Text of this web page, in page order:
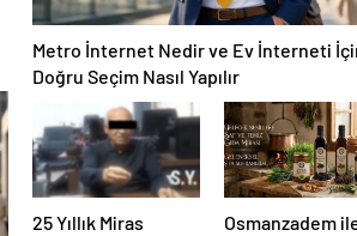
Metro İnternet Nedir ve Ev İnterneti
Doğru Seçim Nasıl Yapılır
25 Yıllık Miras
Osmanzadem